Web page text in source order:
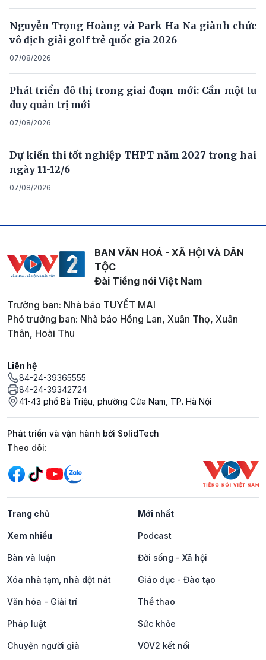
Nguyễn Trọng Hoàng và Park Ha Na giành chức
vô địch giải golf trẻ quốc gia 2026
07/08/2026
Phát triển đô thị trong giai đoạn mới: Cần một tư
duy quản trị mới
07/08/2026
Dự kiến thi tốt nghiệp THPT năm 2027 trong hai
ngày 11-12/6
07/08/2026
BAN VĂN HOÁ - XÃ HỘI VÀ DÂN
TỘC
Đài Tiếng nói Việt Nam
Trưởng ban: Nhà báo TUYẾT MAI
Phó trưởng ban: Nhà báo Hồng Lan, Xuân Thọ, Xuân
Thân, Hoài Thu
Liên hệ
84-24-39365555
84-24-39342724
41-43 phố Bà Triệu, phường Cửa Nam, TP. Hà Nội
Phát triển và vận hành bởi SolidTech
Mạng xã hội
Theo dõi:
Trang chủ Mới nhất
Xem nhiều Podcast
Bàn và luận Đời sống - Xã hội
Xóa nhà tạm, nhà dột nát Giáo dục - Đào tạo
Văn hóa - Giải trí Thể thao
Pháp luật Sức khỏe
Chuyện người già VOV2 kết nối